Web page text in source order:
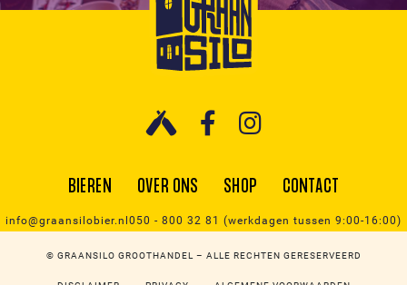
BIEREN OVER ONS SHOP CONTACT
info@graansilobier.nl050 - 800 32 81 (werkdagen tussen 9:00-16:00)
© GRAANSILO GROOTHANDEL – ALLE RECHTEN GERESERVEERD